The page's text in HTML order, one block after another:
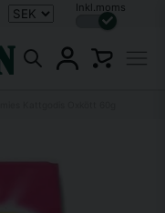
Inkl.moms